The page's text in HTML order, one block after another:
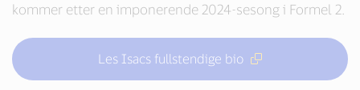
kommer etter en imponerende 2024-sesong i Formel 2.
Les Isacs fullstendige bio